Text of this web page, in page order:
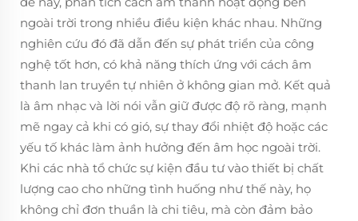
ngoài trời trong nhiều điều kiện khác nhau. Những
nghiên cứu đó đã dẫn đến sự phát triển của công
nghệ tốt hơn, có khả năng thích ứng với cách âm
thanh lan truyền tự nhiên ở không gian mở. Kết quả
là âm nhạc và lời nói vẫn giữ được độ rõ ràng, mạnh
mẽ ngay cả khi có gió, sự thay đổi nhiệt độ hoặc các
yếu tố khác làm ảnh hưởng đến âm học ngoài trời.
Khi các nhà tổ chức sự kiện đầu tư vào thiết bị chất
lượng cao cho những tình huống như thế này, họ
không chỉ đơn thuần là chi tiêu, mà còn đảm bảo